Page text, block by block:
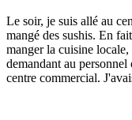
Le soir, je suis allé au
mangé des sushis. En
manger la cuisine
demandant au
centre commercial.